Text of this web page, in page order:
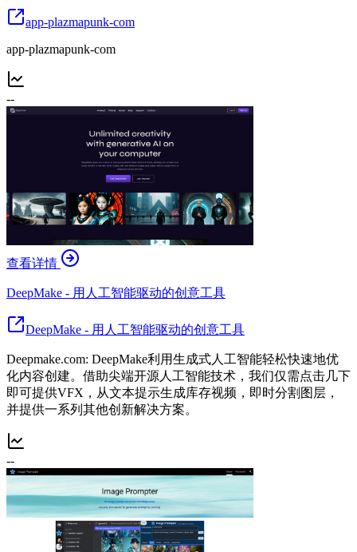
app-plazmapunk-com
app-plazmapunk-com
--
查看详情
DeepMake - 用人工智能驱动的创意工具
DeepMake - 用人工智能驱动的创意工具
Deepmake.com: DeepMake利用生成式人工智能轻松快速地优
化内容创建。借助尖端开源人工智能技术，我们仅需点击几下
即可提供VFX，从文本提示生成库存视频，即时分割图层，
并提供一系列其他创新解决方案。
--